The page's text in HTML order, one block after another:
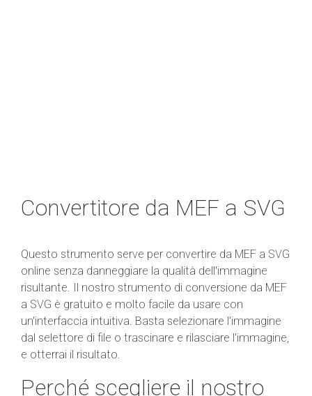
Convertitore da MEF a SVG
Questo strumento serve per convertire da MEF a SVG
online senza danneggiare la qualità dell'immagine
risultante. Il nostro strumento di conversione da MEF
a SVG è gratuito e molto facile da usare con
un'interfaccia intuitiva. Basta selezionare l'immagine
dal selettore di file o trascinare e rilasciare l'immagine,
e otterrai il risultato.
Perché scegliere il nostro